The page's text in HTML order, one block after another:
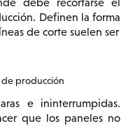
debe recortarse el
Definen la forma
de corte suelen ser
producción
e ininterrumpidas.
que los paneles no